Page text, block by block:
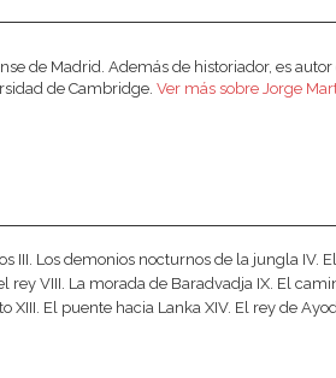
de Madrid. Además de historiador, es
de Cambridge. Ver más sobre Jorge
III. Los demonios nocturnos de la jungla IV.
VIII. La morada de Baradvadja IX. El
XIII. El puente hacia Lanka XIV. El rey de